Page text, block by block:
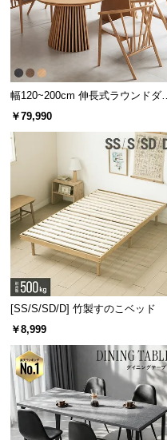
幅120~200cm 伸長式ラウンドダイ
ニングテーブル 6人掛け 天然木突
板 美しい格子デザイン
￥79,990
[SS/S/SD/D] 竹製すのこベッド
￥8,999